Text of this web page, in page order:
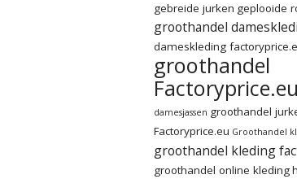
gebreide jurken geplooide
groothandel
dameskleding
groothandel
Factoryprice.eu
damesjassen groothandel
Factoryprice.eu Groothandel
groothandel kleding
groothandel online kleding